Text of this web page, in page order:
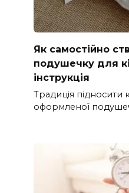
Як самостійно
подушечку для
інструкція
Традиція підносити
оформленої